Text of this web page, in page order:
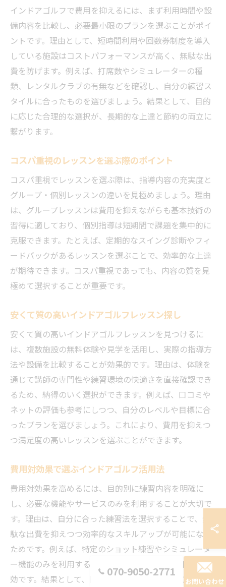
インドアゴルフで費用を抑えるには、まず利用時間や設
備内容を比較し、必要最小限のプランを選ぶことがポイ
ントです。理由として、短時間利用や回数券制度を導入
している施設はコストパフォーマンスが高く、無駄な出
費を防げます。例えば、打席数やシミュレーターの種
類、レンタルクラブの有無などを確認し、自分の練習ス
タイルに合ったものを選びましょう。結果として、目的
に応じた合理的な選択が、長期的な上達と節約の両立に
繋がります。
コスパ重視のレッスンを選ぶ際のポイント
コスパ重視でレッスンを選ぶ際は、指導内容の充実度と
グループ・個別レッスンの違いを見極めましょう。理由
は、グループレッスンは費用を抑えながらも基本技術の
習得に適しており、個別指導は短期間で課題を集中的に
克服できます。たとえば、定期的なスイング診断やフィ
ードバックがあるレッスンを選ぶことで、効率的な上達
が期待できます。コスパ重視であっても、内容の質を見
極めて選択することが重要です。
安くて質の高いインドアゴルフレッスン探し
安くて質の高いインドアゴルフレッスンを見つけるに
は、複数施設の無料体験や見学を活用し、実際の指導方
法や設備を比較することが効果的です。理由は、体験を
通じて講師の専門性や練習環境の快適さを直接確認でき
るため、納得のいく選択ができます。例えば、口コミや
ネットの評価も参考にしつつ、自分のレベルや目標に合
ったプランを選びましょう。これにより、費用を抑えつ
つ満足度の高いレッスンを選ぶことができます。
費用対効果で選ぶインドアゴルフ活用法
費用対効果を高めるには、目的別に練習内容を明確に
し、必要な機能やサービスのみを利用することが大切で
す。理由は、自分に合った練習法を選択することで、無
駄な出費を抑えつつ効率的なスキルアップが可能になる
ためです。例えば、特定のショット練習やシミュレータ
ー機能のみを利用するなど、目的に特化した活用法が有
効です。結果として、限られた予算でも最大限の上達効
070-9050-2771
お問い合わせ